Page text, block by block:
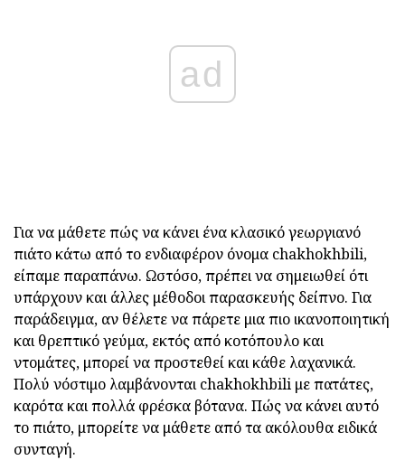
ad
Για να μάθετε πώς να κάνει ένα κλασικό γεωργιανό
πιάτο κάτω από το ενδιαφέρον όνομα chakhokhbili,
είπαμε παραπάνω. Ωστόσο, πρέπει να σημειωθεί ότι
υπάρχουν και άλλες μέθοδοι παρασκευής δείπνο. Για
παράδειγμα, αν θέλετε να πάρετε μια πιο ικανοποιητική
και θρεπτικό γεύμα, εκτός από κοτόπουλο και
ντομάτες, μπορεί να προστεθεί και κάθε λαχανικά.
Πολύ νόστιμο λαμβάνονται chakhokhbili με πατάτες,
καρότα και πολλά φρέσκα βότανα. Πώς να κάνει αυτό
το πιάτο, μπορείτε να μάθετε από τα ακόλουθα ειδικά
συνταγή.